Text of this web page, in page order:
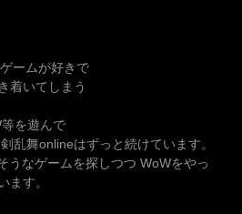
ームが好きで
着いてしまう
を遊んで
乱舞onlineはずっと続けています。
うなゲームを探しつつ WoWをやっ
ます。